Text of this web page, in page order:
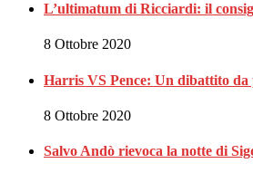
L’ultimatum di Ricciardi: il
8 Ottobre 2020
Harris VS Pence: Un dibattito da
8 Ottobre 2020
Salvo Andò rievoca la notte di